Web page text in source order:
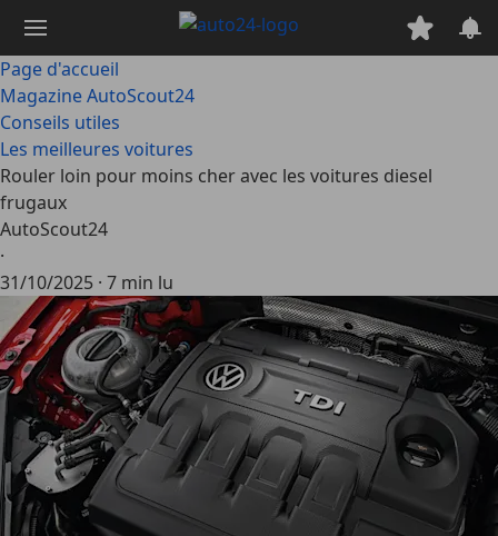
contenu
principal
Page d'accueil
Magazine AutoScout24
Conseils utiles
Les meilleures voitures
Rouler loin pour moins cher avec les voitures diesel
frugaux
AutoScout24
·
31/10/2025 · 7 min lu